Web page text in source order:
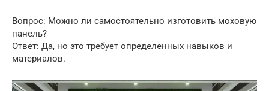
Вопрос: Можно ли самостоятельно изготовить моховую
панель?
Ответ: Да, но это требует определенных навыков и
материалов.